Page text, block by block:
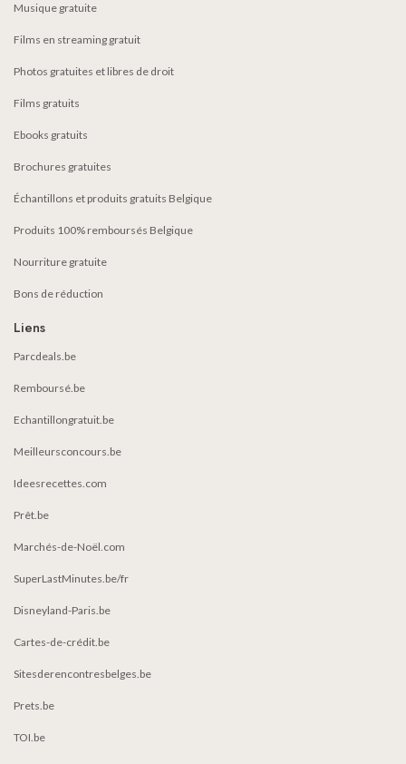
Musique gratuite
Films en streaming gratuit
Photos gratuites et libres de droit
Films gratuits
Ebooks gratuits
Brochures gratuites
Échantillons et produits gratuits Belgique
Produits 100% remboursés Belgique
Nourriture gratuite
Bons de réduction
Liens
Parcdeals.be
Remboursé.be
Echantillongratuit.be
Meilleursconcours.be
Ideesrecettes.com
Prêt.be
Marchés-de-Noël.com
SuperLastMinutes.be/fr
Disneyland-Paris.be
Cartes-de-crédit.be
Sitesderencontresbelges.be
Prets.be
TOI.be